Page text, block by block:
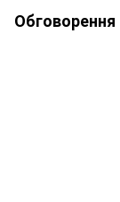
Обговорення